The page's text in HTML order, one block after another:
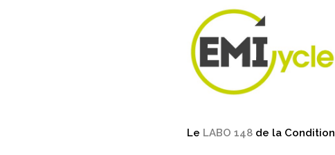
Le LABO 148 de la